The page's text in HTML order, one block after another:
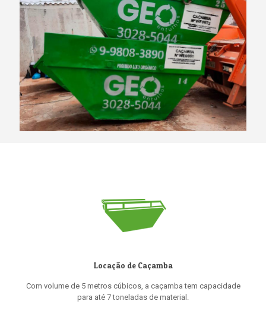
Locação de Caçamba
Com volume de 5 metros cúbicos, a caçamba tem capacidade
para até 7 toneladas de material.